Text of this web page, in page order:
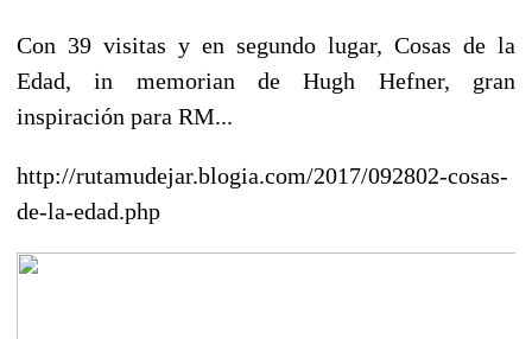
Con 39 visitas y en segundo lugar, Cosas de la
Edad, in memorian deHugh Hefner, gran
inspiración para RM...
http://rutamudejar.blogia.com/2017/092802-cosas-
de-la-edad.php